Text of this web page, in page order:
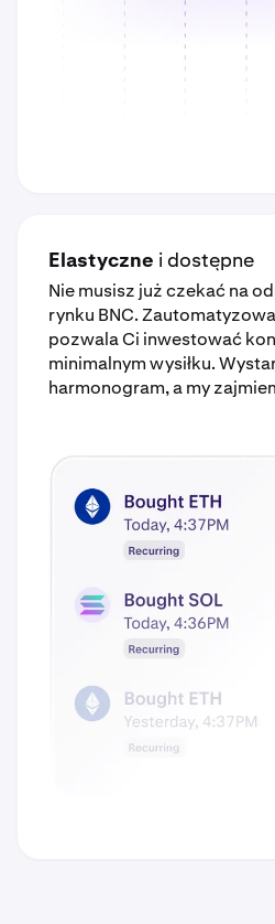
Elastyczne i dostępne
Nie musisz już czekać na
rynku BNC.
pozwala Ci inwestować
minimalnym wysiłku.
harmonogram, a my